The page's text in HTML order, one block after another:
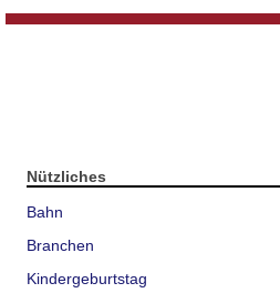
Nützliches
Bahn
Branchen
Kindergeburtstag